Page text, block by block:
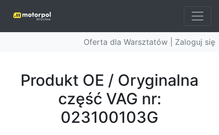
Oferta dla Warsztatów | Zaloguj się
Produkt OE / Oryginalna
część VAG nr:
023100103G